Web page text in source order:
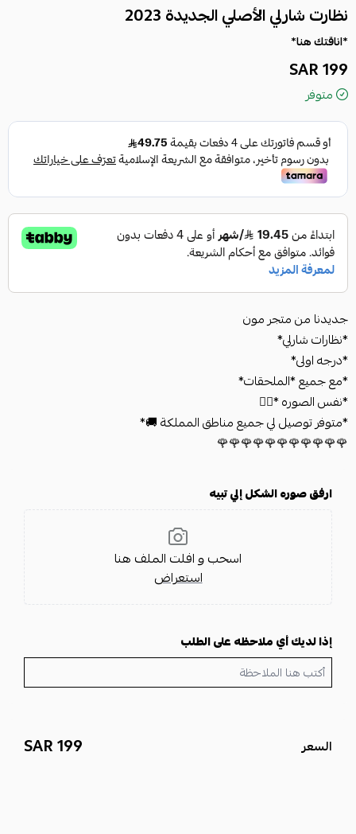
نظارت شارلي الأصلي الجديدة 2023
*اناقتك هنا*
199 SAR
متوفر
جديدنا من متجر مون
*نظارات شارلي*
*درجه اولى*
*مع جميع *الملحقات*
*نفس الصوره *👍🏻
*متوفر توصيل لي جميع مناطق المملكة 🚚*
🌹🌹🌹🌹🌹🌹🌹🌹🌹🌹🌹
ارفق صوره الشكل إلي تبيه
اسحب و افلت الملف هنا
استعراض
إذا لديك أي ملاحظه على الطلب
السعر 199 SAR